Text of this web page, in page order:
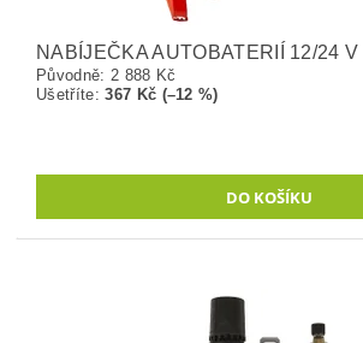
NABÍJEČKA AUTOBATERIÍ 12/24
Původně: 2 888 Kč
Ušetříte:367 Kč (–12 %)